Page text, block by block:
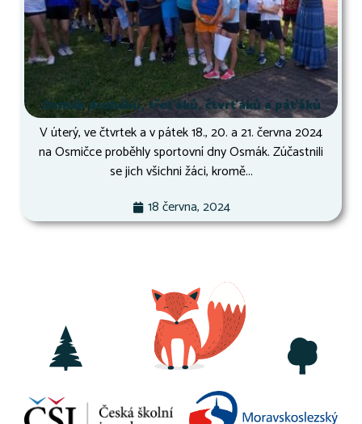
Osmák druháků, třeťáků, čtvrťáků a páťáků
V úterý, ve čtvrtek a v pátek 18., 20. a 21. června 2024
na Osmičce proběhly sportovní dny Osmák. Zúčastnili
se jich všichni žáci, kromě...
18 června, 2024